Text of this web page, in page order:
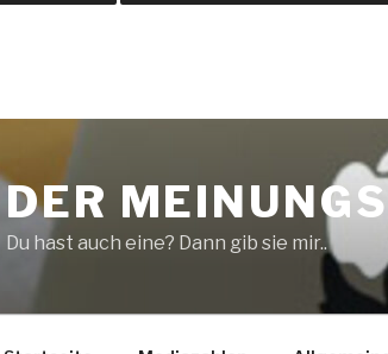
DER
Du hast auch eine? Dann gib sie mir..